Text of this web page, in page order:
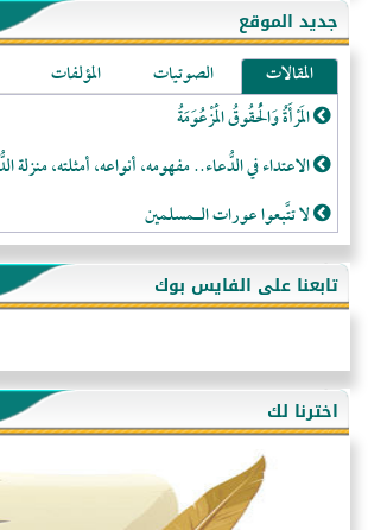
جديد الموقع
المقالات الصوتيات
المؤلفات
المَرْأَةُ وَالْحُقُوقُ الْمَزْعُوَمَةُ
الاعتداء في الدُّعاء.. مفهومه، أنواعه، أمثلته، منزلة
لا تتَّبعوا عورات الـمسلمين
فقه النَّصيحة عند الصَّحابة الكرام رضي الله عنهم
لَا عِزَّةَ إِلَّا بِالإِسْلَامِ
هذه سبيلنا فماذا تنقمون؟!
أُسُـسُ بَـيْـتِ الـمُسْـلِمِ
التَّعْلِيمُ القُرْآنِي
كلمة إلى إخواني السلفيين في الجزائر
تابعنا على الفايس بوك
اخترنا لك